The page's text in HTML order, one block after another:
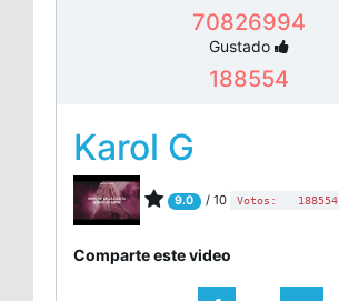
70826994
Gustado
188554
Karol G
9.0 / 10 Votos: 188554
Comparte este video